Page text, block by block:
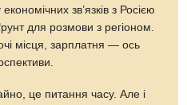
зв’язків з Росією
для розмови з регіоном.
місця, зарплатня — ось
це питання часу. Але і